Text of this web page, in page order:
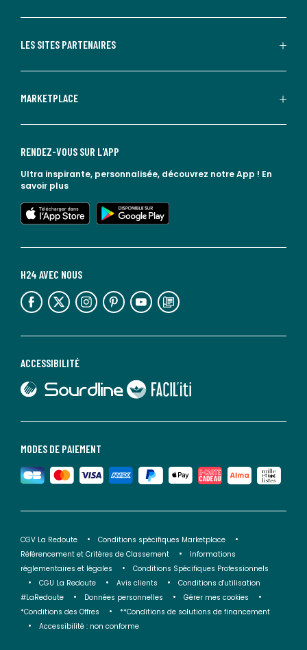
LES SITES PARTENAIRES
MARKETPLACE
MODES DE PAIEMENT
ACCESSIBILITÉ
lien vers Sourdline
lien vers Faciliti
H24 AVEC NOUS
lien vers l'espace réseaux sociaux lien vers l'espace réseaux sociaux lien vers l'espace réseaux sociaux lien vers l'espace réseaux sociaux lien vers l'espace réseaux sociaux lien vers le blog la redoute
RENDEZ-VOUS SUR L'APP
Ultra inspirante, personnalisée, découvrez notre App ! En
savoir plus
lien vers l'app store
lien vers google play
CGV La Redoute
Conditions spécifiques Marketplace
Référencement et Critères de Classement
Informations
réglementaires et légales
Conditions Spécifiques Professionnels
CGU La Redoute
Avis clients
Conditions d'utilisation
#LaRedoute
Données personnelles
Gérer mes cookies
*Conditions des Offres
**Conditions de solutions de financement
Accessibilité : non conforme